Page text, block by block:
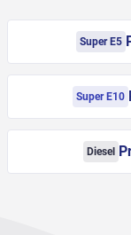
Super E5
Super E10
Diesel